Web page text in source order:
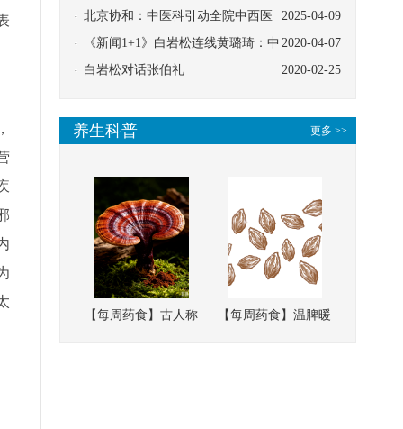
2025-04-09
北京协和：中医科引动全院中西医
协同
2020-04-07
《新闻1+1》白岩松连线黄璐琦：中
医救治的临床效果
2020-02-25
白岩松对话张伯礼
更多 >>
养生科普
【每周药食】古人称
【每周药食】温脾暖